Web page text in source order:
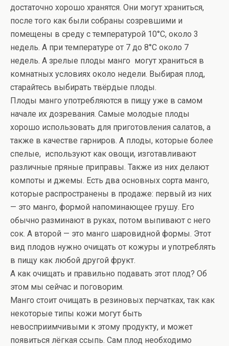
достаточно хорошо хранятся. Они могут храниться,
после того как были собраны созревшими и
помещены в среду с температурой 10°С, около 3
недель. А при температуре от 7 до 8°С около 7
недель. А зрелые плоды манго могут храниться в
комнатных условиях около недели. Выбирая плод,
старайтесь выбирать твёрдые плоды.
Плоды манго употребляются в пищу уже в самом
начале их дозревания. Самые молодые плоды
хорошо использовать для приготовления салатов, а
также в качестве гарниров. А плоды, которые более
спелые, используют как овощи, изготавливают
различные пряные приправы. Также из них делают
компоты и джемы. Есть два основных сорта манго,
которые распространены в продаже: первый из них
— это манго, формой напоминающее грушу. Его
обычно разминают в руках, потом выпивают с него
сок. А второй — это манго шаровидной формы. Этот
вид плодов нужно очищать от кожуры и употреблять
в пищу как любой другой фрукт.
А как очищать и правильно подавать этот плод? Об
этом мы сейчас и поговорим.
Манго стоит очищать в резиновых перчатках, так как
некоторые типы кожи могут быть
невосприимчивыми к этому продукту, и может
появиться лёгкая ссыпь. Сам плод необходимо